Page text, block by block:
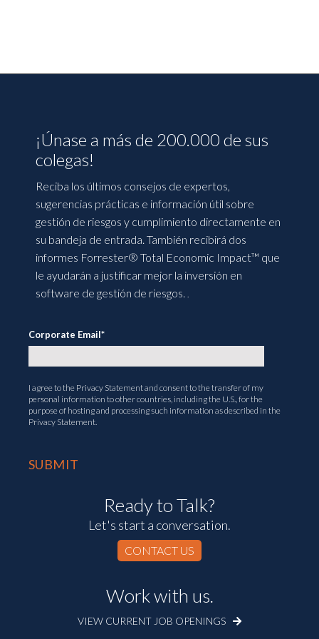
¡Únase a más de 200.000 de sus
colegas!
Reciba los últimos consejos de expertos,
sugerencias prácticas e información útil sobre
gestión de riesgos y cumplimiento directamente en
su bandeja de entrada. También recibirá dos
informes Forrester® Total Economic Impact™ que
le ayudarán a justificar mejor la inversión en
software de gestión de riesgos.
Corporate Email*
I agree to the Privacy Statementand consent to the transfer of my
personal information to other countries, including the U.S., for the
purpose of hosting and processing such information as described in the
Privacy Statement.
Ready to Talk?
Let's start a conversation.
CONTACT US
Work with us.
VIEW CURRENT JOB OPENINGS